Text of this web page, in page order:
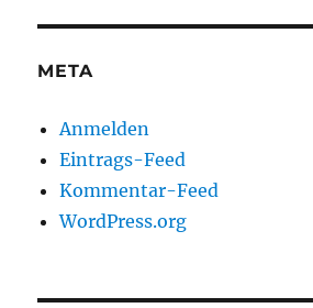
META
Anmelden
Eintrags-Feed
Kommentar-Feed
WordPress.org